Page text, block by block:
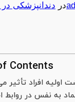
در دندانپزشکی
Contents
اولیه افراد تأثیر
به نفس در روابط